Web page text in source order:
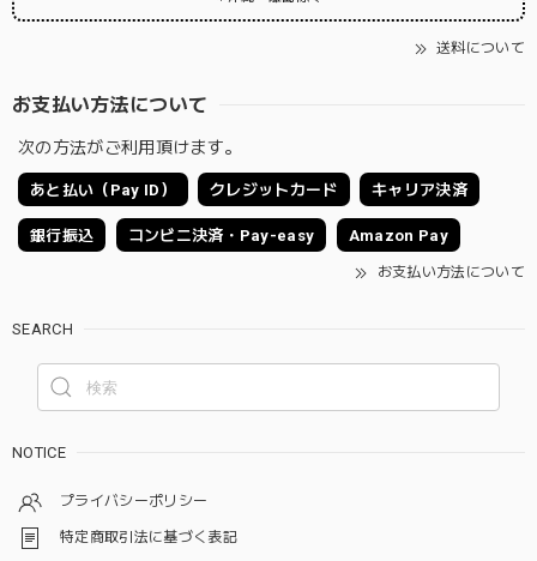
送料について
お支払い方法について
次の方法がご利用頂けます。
あと払い（Pay ID） クレジットカード キャリア決済
銀行振込 コンビニ決済・Pay-easy Amazon Pay
お支払い方法について
SEARCH
NOTICE
プライバシーポリシー
特定商取引法に基づく表記